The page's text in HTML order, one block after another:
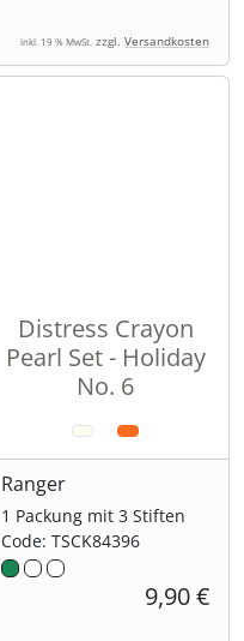
inkl. 19 % MwSt. zzgl. Versandkosten
Distress Crayon
Pearl Set - Holiday
No. 6
Ranger
1 Packung mit 3 Stiften
Code: TSCK84396
9,90 €